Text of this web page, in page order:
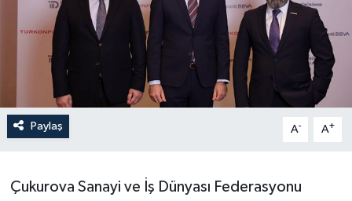
Paylaş A- A+
Çukurova Sanayi ve İş Dünyası Federasyonu